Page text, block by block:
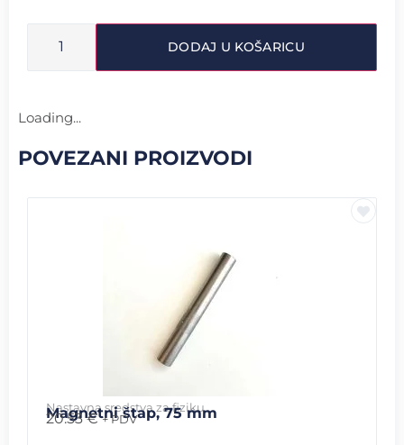
DODAJ U KOŠARICU
Loading...
POVEZANI PROIZVODI
Nastavna sredstva za fiziku
Magnetni štap, 75 mm
20.53€ + PDV